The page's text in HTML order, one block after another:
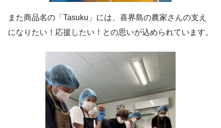
また商品名の「Tasuku」には、喜界島の農家さんの支え
になりたい！応援したい！との思いが込められています。